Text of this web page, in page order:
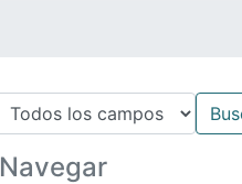
Navegar